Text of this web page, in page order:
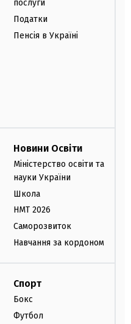
послуги
Податки
Пенсія в Україні
Новини Освіти
Міністерство освіти та
науки України
Школа
НМТ 2026
Саморозвиток
Навчання за кордоном
Спорт
Бокс
Футбол